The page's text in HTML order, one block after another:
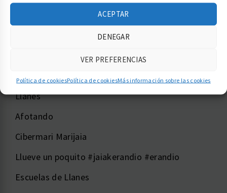
ACEPTAR
DENEGAR
VER PREFERENCIAS
Política de cookiesPolítica de cookiesMás información sobre las cookies
BUSCAR
Llanes ️
Afotando
Cibermari Marijaia
Llueve un poquito #jaiakerandio #erandio
Escuelas de Llanes